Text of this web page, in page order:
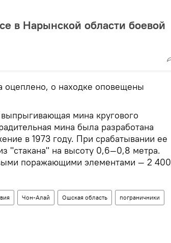
в Нарынской области боевой
оцеплено, о находке оповещены
мина кругового
мина была разработана
в 1973 году. При срабатывании ее
"стакана" на высоту 0,6—0,8 метра.
поражающими элементами — 2 400
Чон-Алай Ошская область пограничники